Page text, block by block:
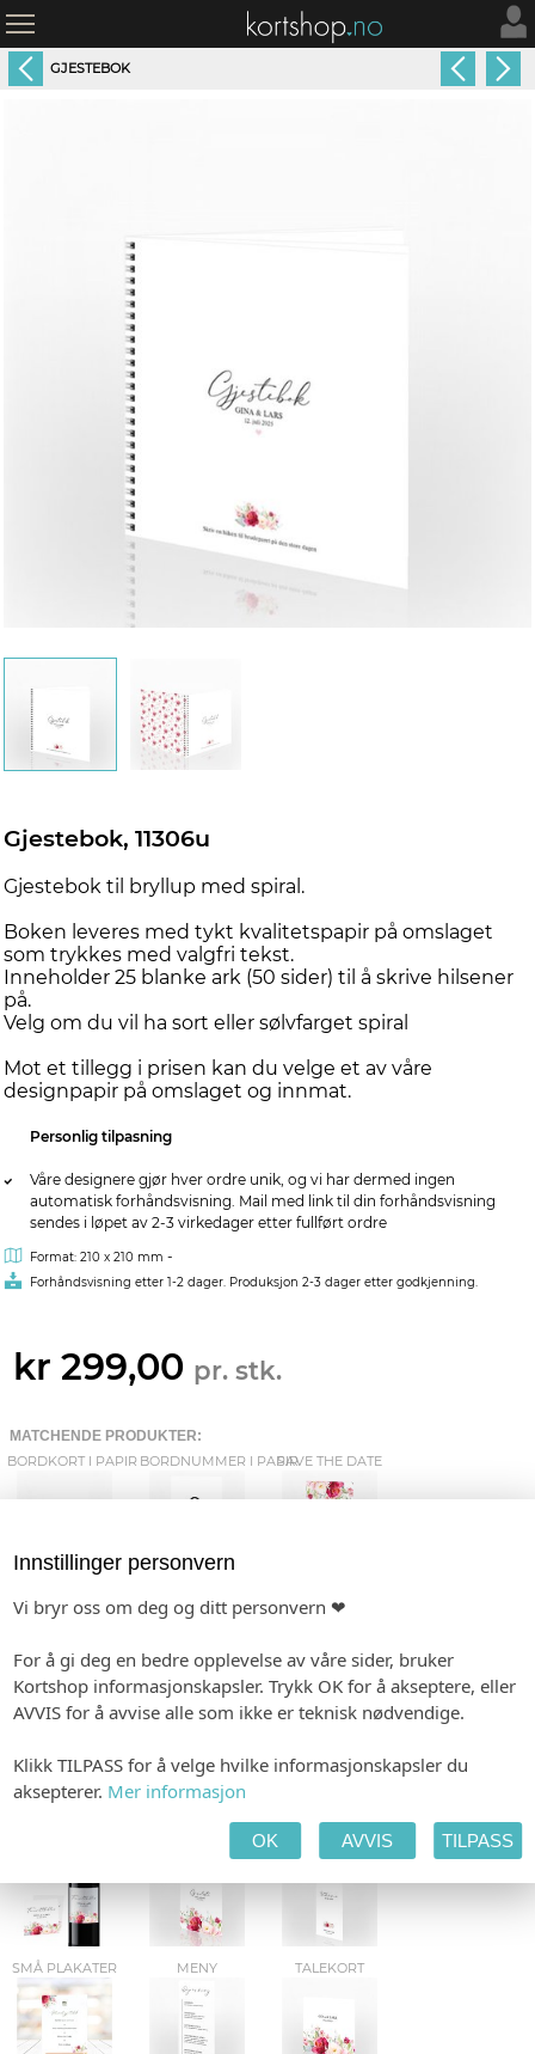
GJESTEBOK
Gjestebok, 11306u
Gjestebok til bryllup med spiral.
Boken leveres med tykt kvalitetspapir på omslaget
som trykkes med valgfri tekst.
Inneholder 25 blanke ark (50 sider) til å skrive hilsener
på.
Velg om du vil ha sort eller sølvfarget spiral
Mot et tillegg i prisen kan du velge et av våre
designpapir på omslaget og innmat.
Personlig tilpasning
Våre designere gjør hver ordre unik, og vi har dermed ingen
automatisk forhåndsvisning. Mail med link til din forhåndsvisning
sendes i løpet av 2-3 virkedager etter fullført ordre
Format: 210 x 210 mm -
Forhåndsvisning etter 1-2 dager. Produksjon 2-3 dager etter godkjenning.
kr 299,00 pr. stk.
MATCHENDE PRODUKTER:
BORDKORT I PAPIR BORDNUMMER I PAPIRSAVE THE DATE
KLEENEX-BELTE KONFETTIKORT FESTPROGRAM
VIELSEPROGRAM
SMÅ PLAKATER MENY TALEKORT
Innstillinger personvern
Vi bryr oss om deg og ditt personvern ❤
For å gi deg en bedre opplevelse av våre sider, bruker
Kortshop informasjonskapsler. Trykk OK for å akseptere, eller
AVVIS for å avvise alle som ikke er teknisk nødvendige.
Klikk TILPASS for å velge hvilke informasjonskapsler du
aksepterer. Mer informasjon
OK AVVIS TILPASS